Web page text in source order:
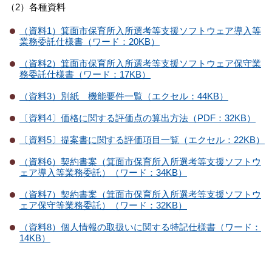
（2）各種資料
（資料1）箕面市保育所入所選考等支援ソフトウェア導入等
業務委託仕様書（ワード：20KB）
（資料2）箕面市保育所入所選考等支援ソフトウェア保守業
務委託仕様書（ワード：17KB）
（資料3）別紙 機能要件一覧（エクセル：44KB）
〔資料4〕価格に関する評価点の算出方法（PDF：32KB）
〔資料5〕提案書に関する評価項目一覧（エクセル：22KB）
（資料6）契約書案（箕面市保育所入所選考等支援ソフトウ
ェア導入等業務委託）（ワード：34KB）
（資料7）契約書案（箕面市保育所入所選考等支援ソフトウ
ェア保守等業務委託）（ワード：32KB）
（資料8）個人情報の取扱いに関する特記仕様書（ワード：
14KB）